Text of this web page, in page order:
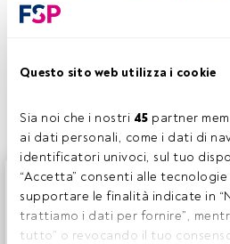
Questo sito web utilizza i cookie
Sia noi che i nostri 45 partner
ai dati personali, come i dati di
identificatori univoci, sul tuo
“Accetta” consenti alle
supportare le finalità indicate in
trattiamo i dati per fornire”,
tutto” o revocando il tuo
Condividi:
Questo è un articolo riservato agli
sei già registrato, accedi tramite il
hai ancora un account, ti
tutti i contenuti che FundsPeople